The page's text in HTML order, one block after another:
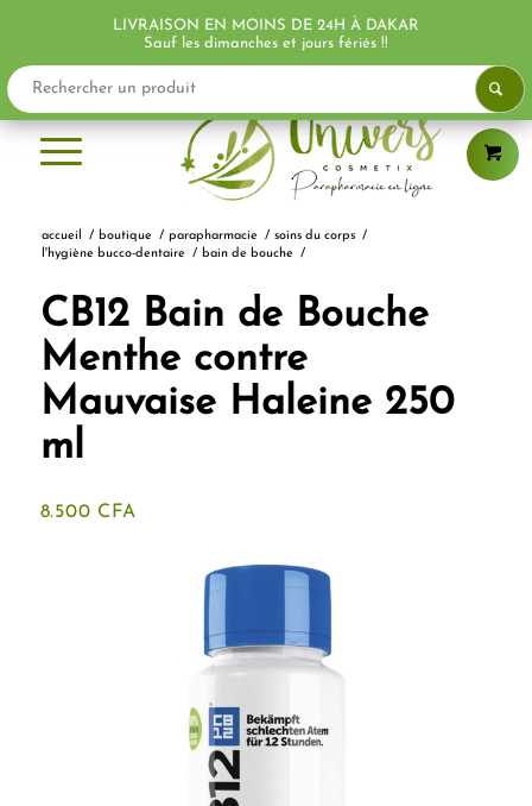
accueil / boutique / parapharmacie / soins du corps /
l'hygiène bucco-dentaire
/ bain de bouche /
CB12 Bain de Bouche
Menthe contre
Mauvaise Haleine 250
ml
8.500 CFA
LIVRAISON EN MOINS DE 24H À DAKAR
Sauf les dimanches et jours fériés !!